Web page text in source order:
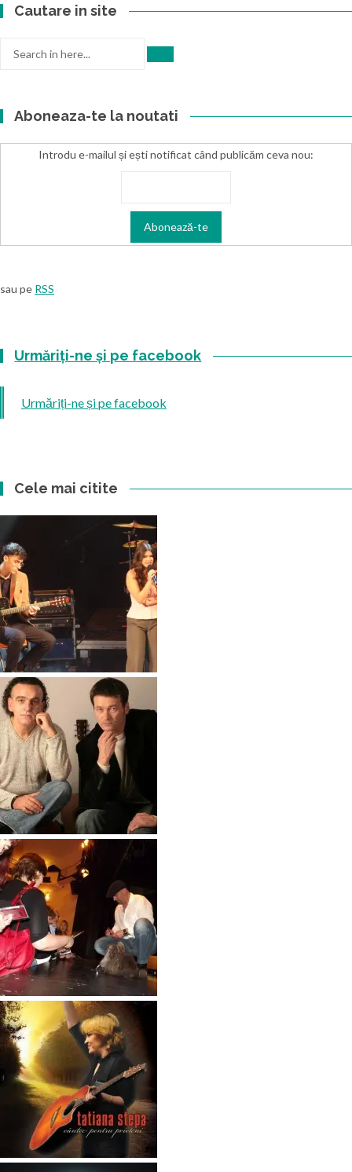
Cautare in site
Aboneaza-te la noutati
Introdu e-mailul și ești notificat când publicăm ceva nou:
sau pe RSS
Urmăriți-ne și pe facebook
Urmăriți-ne și pe facebook
Cele mai citite